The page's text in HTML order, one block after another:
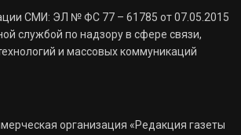
СМИ: ЭЛ № ФС 77 – 61785 от 07.05.2015
службой по надзору в сфере связи,
и массовых коммуникаций
организация «Редакция газеты